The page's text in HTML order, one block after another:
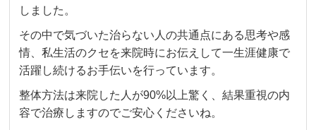
しました。
その中で気づいた治らない人の共通点にある思考や感
情、私生活のクセを来院時にお伝えして一生涯健康で
活躍し続けるお手伝いを行っています。
整体方法は来院した人が90%以上驚く、結果重視の内
容で治療しますのでご安心くださいね。